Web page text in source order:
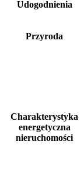
Udogodnienia
Przyroda
Charakterystyka
energetyczna
nieruchomości